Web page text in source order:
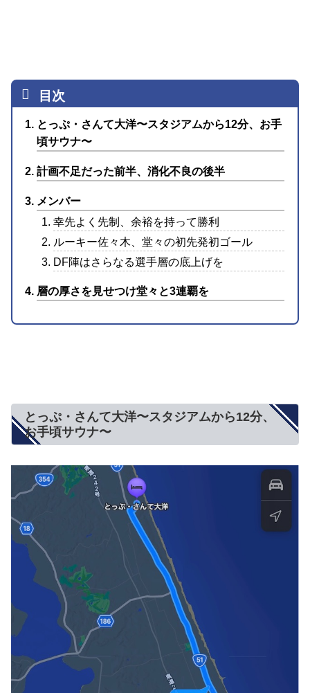
とっぷ・さんて大洋〜スタジアムから12分、お手
頃サウナ〜
計画不足だった前半、消化不良の後半
メンバー
幸先よく先制、余裕を持って勝利
ルーキー佐々木、堂々の初先発初ゴール
DF陣はさらなる選手層の底上げを
層の厚さを見せつけ堂々と3連覇を
とっぷ・さんて大洋〜スタジアムから12分、
お手頃サウナ〜